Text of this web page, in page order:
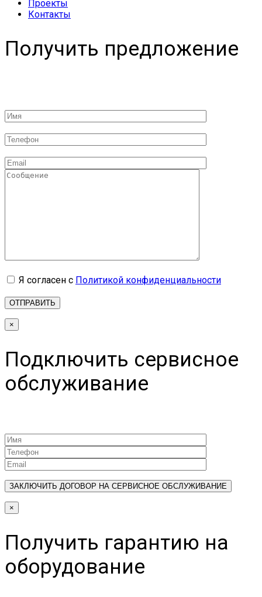
Проекты
Контакты
Получить предложение
Я согласен с Политикой конфиденциальности
×
Подключить сервисное
обслуживание
×
Получить гарантию на
оборудование